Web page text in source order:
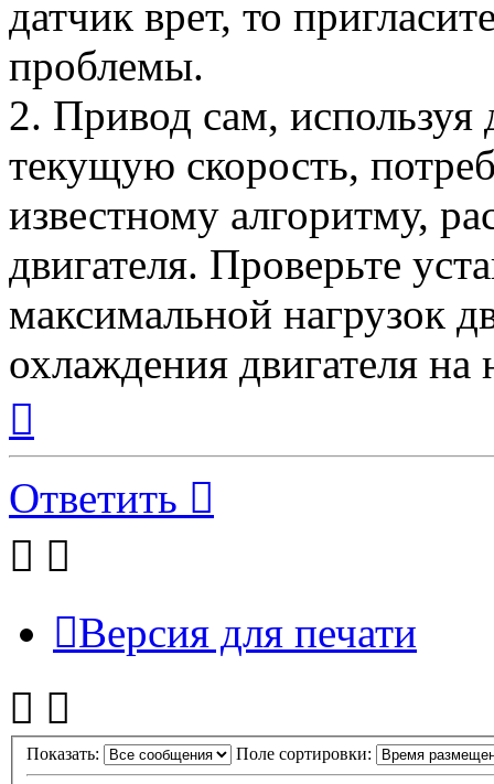
датчик врет, то
проблемы.
2. Привод сам, используя
текущую скорость,
известному алгоритму,
двигателя. Проверьте
максимальной нагрузок
охлаждения двигателя на
началу
Ответить
Версия для печати
Показать: Поле сортировки: